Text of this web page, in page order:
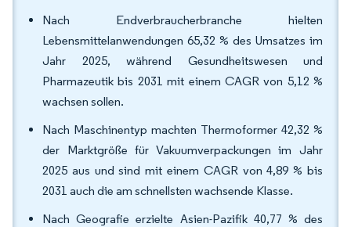
Nach Endverbraucherbranche hielten
Lebensmittelanwendungen 65,32 % des Umsatzes im
Jahr 2025, während Gesundheitswesen und
Pharmazeutik bis 2031 mit einem CAGR von 5,12 %
wachsen sollen.
Nach Maschinentyp machten Thermoformer 42,32 %
der Marktgröße für Vakuumverpackungen im Jahr
2025 aus und sind mit einem CAGR von 4,89 % bis
2031 auch die am schnellsten wachsende Klasse.
Nach Geografie erzielte Asien-Pazifik 40,77 % des